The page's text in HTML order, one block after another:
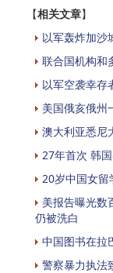
【相关文章】
以军轰炸加沙
联合国机构和
以军空袭幸存
美国俄亥俄州
澳大利亚悉尼
27年首次 韩
20岁中国女
美报告曝光数
仍被洗白
中国图书在拉
警察暴力执法